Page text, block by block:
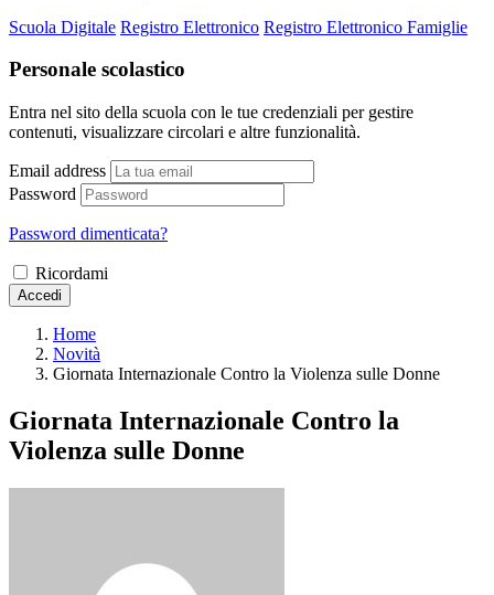
Scuola Digitale Registro Elettronico Registro Elettronico Famiglie
Personale scolastico
Entra nel sito della scuola con le tue credenziali per gestire
contenuti, visualizzare circolari e altre funzionalità.
Email address
Password
Password dimenticata?
Ricordami
Accedi
Home
Novità
Giornata Internazionale Contro la Violenza sulle Donne
Giornata Internazionale Contro la
Violenza sulle Donne